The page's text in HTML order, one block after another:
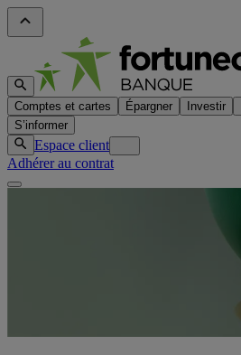
Comptes et cartes Épargner Investir
S’informer
Espace client
Adhérer au contrat